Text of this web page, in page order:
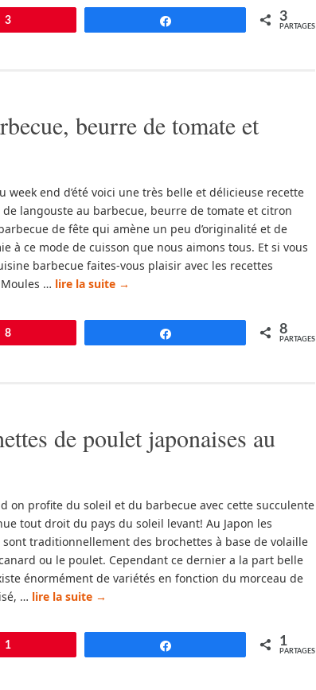
3 3
PARTAGES
beurre de tomate et
week end d’été voici une très belle et délicieuse recette
de langouste au barbecue, beurre de tomate et citron
de fête qui amène un peu d’originalité et de
à ce mode de cuisson que nous aimons tous. Et si vous
barbecue faites-vous plaisir avec les recettes
… lire la suite →
8 8
PARTAGES
de poulet japonaises au
on profite du soleil et du barbecue avec cette succulente
tout droit du pays du soleil levant! Au Japon les
sont traditionnellement des brochettes à base de volaille
ou le poulet. Cependant ce dernier a la part belle
énormément de variétés en fonction du morceau de
… lire la suite →
1 1
PARTAGES